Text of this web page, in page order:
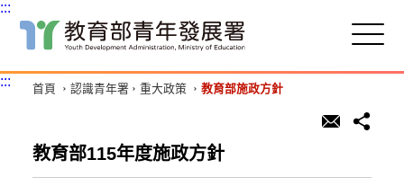
主
要
塊
:::
::: 首頁 認識青年署 重大政策 教育部施政方針
教育部115年度施政方針